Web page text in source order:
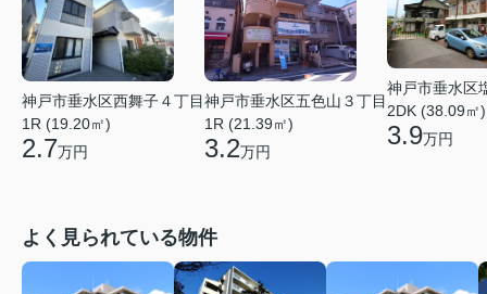
神戸市垂水区西舞子４丁目
1R (19.20㎡)
2.7万円
神戸市垂水区五色山３丁目
1R (21.39㎡)
3.2万円
神戸市垂水区
2DK (38.09㎡)
3.9万円
よく見られている物件